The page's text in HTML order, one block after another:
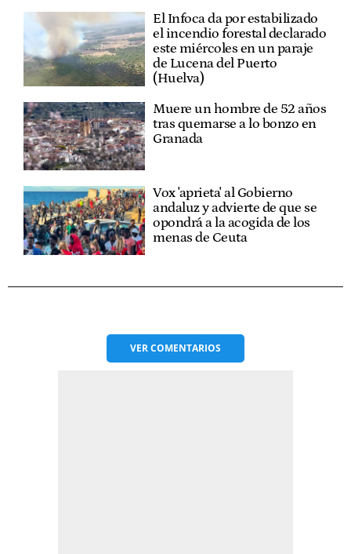
El Infoca da por estabilizado
el incendio forestal declarado
este miércoles en un paraje
de Lucena del Puerto
(Huelva)
Muere un hombre de 52 años
tras quemarse a lo bonzo en
Granada
Vox 'aprieta' al Gobierno
andaluz y advierte de que se
opondrá a la acogida de los
menas de Ceuta
VERCOMENTARIOS